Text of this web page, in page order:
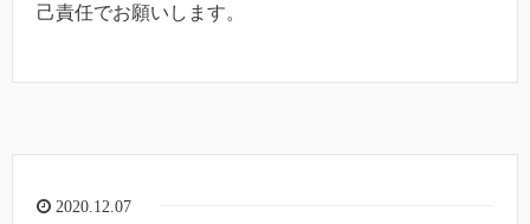
己責任でお願いします。
2020.12.07